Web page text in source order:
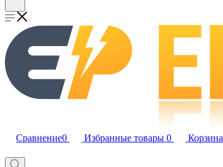
Сравнение0 Избранные товары 0 Корзина